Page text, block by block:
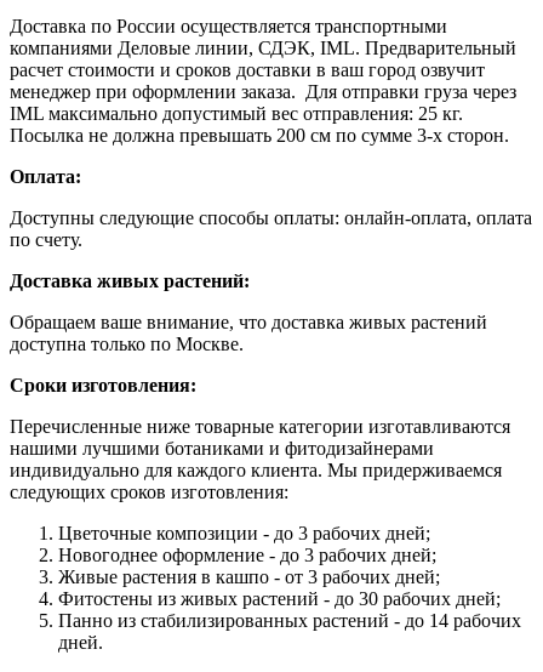
Доставка по России осуществляется транспортными
компаниями Деловые линии, СДЭК, IML. Предварительный
расчет стоимости и сроков доставки в ваш город озвучит
менеджер при оформлении заказа. Для отправки груза через
IML максимально допустимый вес отправления: 25 кг.
Посылка не должна превышать 200 см по сумме 3-х сторон.
Оплата:
Доступны следующие способы оплаты: онлайн-оплата, оплата
по счету.
Доставка живых растений:
Обращаем ваше внимание, что доставка живых растений
доступна только по Москве.
Сроки изготовления:
Перечисленные ниже товарные категории изготавливаются
нашими лучшими ботаниками и фитодизайнерами
индивидуально для каждого клиента. Мы придерживаемся
следующих сроков изготовления:
Цветочные композиции - до 3 рабочих дней;
Новогоднее оформление - до 3 рабочих дней;
Живые растения в кашпо - от 3 рабочих дней;
Фитостены из живых растений - до 30 рабочих дней;
Панно из стабилизированных растений - до 14 рабочих
дней.